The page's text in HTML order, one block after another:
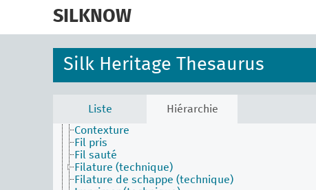
SILKNOW
Silk Heritage Thesaurus
Liste Hiérarchie
Activities Facet (en)
Batik
Contexture
Fil pris
Fil sauté
Filature (technique)
Filature de schappe (technique)